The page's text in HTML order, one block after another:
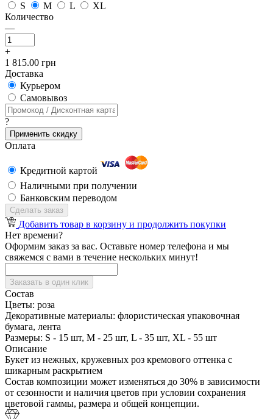
S
M L
XL
Количество
—
+
1 815.00 грн
Доставка
Курьером
Cамовывоз
?
Применить скидку
Оплата
Кредитной картой
Наличными при получении
Банковским переводом
Сделать заказ
Добавить товар в корзину и продолжить покупки
Нет времени?
Оформим заказ за вас. Оставьте номер телефона и мы
свяжемся с вами в течение нескольких минут!
Заказать в один клик
Состав
Цветы: роза
Декоративные материалы: флористическая упаковочная
бумага, лента
Размеры: S - 15 шт, M - 25 шт, L - 35 шт, XL - 55 шт
Описание
Букет из нежных, кружевных роз кремового оттенка с
шикарным раскрытием
Состав композиции может изменяться до 30% в зависимости
от сезонности и наличия цветов при условии сохранения
цветовой гаммы, размера и общей концепции.